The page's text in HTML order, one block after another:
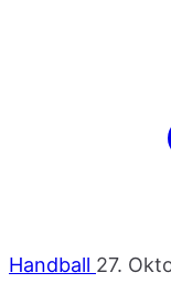
Handball 27.